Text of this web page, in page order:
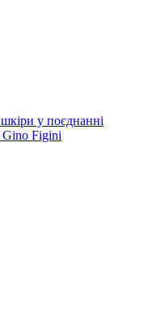
у поєднанні
Gino Figini